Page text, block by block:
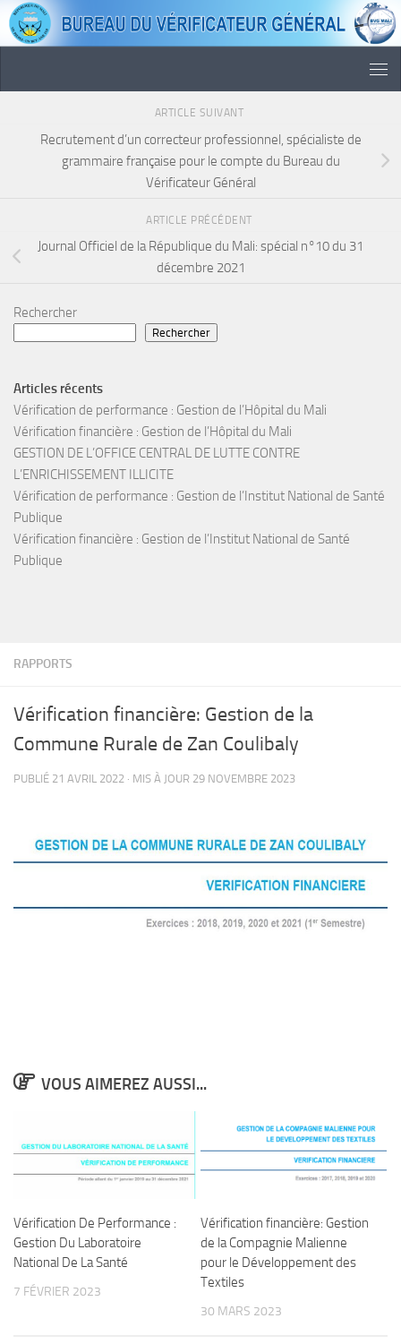
Skip to content
RAPPORTS
Vérification financière: Gestion de la
Commune Rurale de Zan Coulibaly
PUBLIÉ 21 AVRIL 2022 · MIS À JOUR 29 NOVEMBRE 2023
VOUS AIMEREZ AUSSI...
Vérification De Performance :
Gestion Du Laboratoire
National De La Santé
7 FÉVRIER 2023
Vérification financière: Gestion
de la Compagnie Malienne
pour le Développement des
Textiles
30 MARS 2023
ARTICLE SUIVANT
Recrutement d’un correcteur professionnel, spécialiste de
grammaire française pour le compte du Bureau du
Vérificateur Général
ARTICLE PRÉCÉDENT
Journal Officiel de la République du Mali: spécial n°10 du 31
décembre 2021
Rechercher
Rechercher
Articles récents
Vérification de performance : Gestion de l’Hôpital du Mali
Vérification financière : Gestion de l’Hôpital du Mali
GESTION DE L’OFFICE CENTRAL DE LUTTE CONTRE
L’ENRICHISSEMENT ILLICITE
Vérification de performance : Gestion de l’Institut National de Santé
Publique
Vérification financière : Gestion de l’Institut National de Santé
Publique